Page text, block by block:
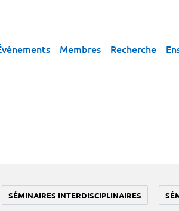
Membres Recherche
SÉMINAIRES INTERDISCIPLINAIRES